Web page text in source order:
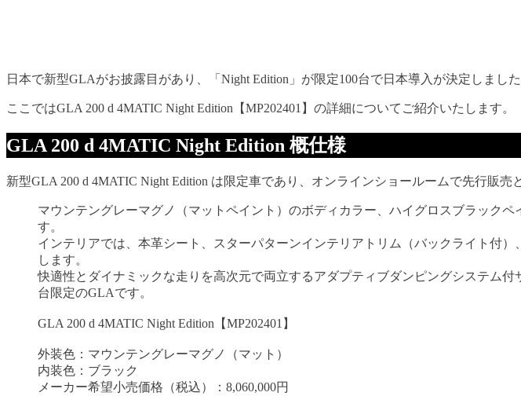
日本で新型GLAがお披露目があり、「Night Edition」が限定100台で日本導入が決定しました
ここではGLA 200 d 4MATIC Night Edition【MP202401】の詳細についてご紹介いたします。
GLA 200 d 4MATIC Night Edition 概仕様
新型GLA 200 d 4MATIC Night Edition は限定車であり、オンラインショールームで先行販売
マウンテングレーマグノ（マットペイント）のボディカラー、ハイグロスブラック
す。
インテリアでは、本革シート、スターパターンインテリアトリム（バックライト付
します。
快適性とダイナミックな走りを高次元で両立するアダプティブダンピングシステム
台限定のGLAです。
GLA 200 d 4MATIC Night Edition【MP202401】
外装色：マウンテングレーマグノ（マット）
内装色：ブラック
メーカー希望小売価格（税込）：8,060,000円